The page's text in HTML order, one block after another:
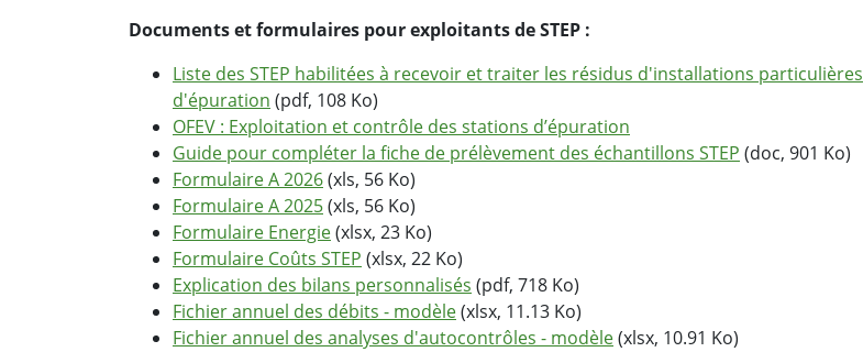
Documents et formulaires pour exploitants de STEP :
Liste des STEP habilitées à recevoir et traiter les résidus d'installations particulières
d'épuration (pdf, 108 Ko)
OFEV : Exploitation et contrôle des stations d’épuration
Guide pour compléter la fiche de prélèvement des échantillons STEP (doc, 901 Ko)
Formulaire A 2026(xls, 56 Ko)
Formulaire A 2025(xls, 56 Ko)
Formulaire Energie(xlsx, 23 Ko)
Formulaire Coûts STEP (xlsx, 22 Ko)
Explication des bilans personnalisés (pdf, 718 Ko)
Fichier annuel des débits - modèle(xlsx, 11.13 Ko)
Fichier annuel des analyses d'autocontrôles - modèle(xlsx, 10.91 Ko)